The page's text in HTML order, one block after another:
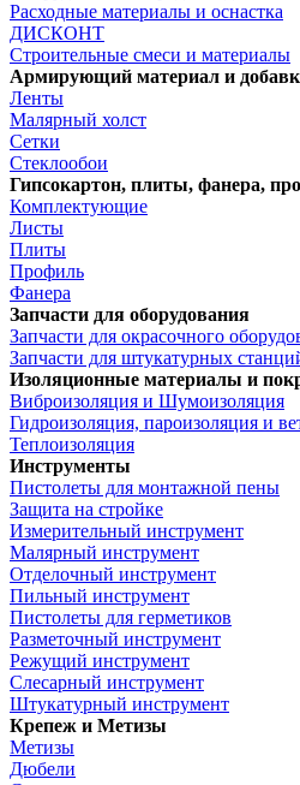
Расходные материалы и оснастка
ДИСКОНТ
Строительные смеси и материалы
Армирующий материал и
Ленты
Малярный холст
Сетки
Стеклообои
Гипсокартон, плиты, фанера,
Комплектующие
Листы
Плиты
Профиль
Фанера
Запчасти для оборудования
Запчасти для окрасочного
Запчасти для штукатурных
Изоляционные материалы и
Виброизоляция и Шумоизоляция
Гидроизоляция, пароизоляция и
Теплоизоляция
Инструменты
Пистолеты для монтажной пены
Защита на стройке
Измерительный инструмент
Малярный инструмент
Отделочный инструмент
Пильный инструмент
Пистолеты для герметиков
Разметочный инструмент
Режущий инструмент
Слесарный инструмент
Штукатурный инструмент
Крепеж и Метизы
Метизы
Дюбели